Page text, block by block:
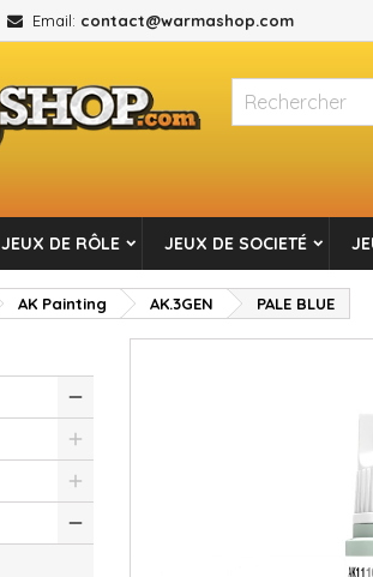
Email: contact@warmashop.com
JEUX DE RÔLE JEUX DE SOCIETÉ
AK Painting AK.3GEN PALE BLUE
Mes listes
add_circle_outline Créer une nouvelle
Créer une
Connexion
Vous devez être